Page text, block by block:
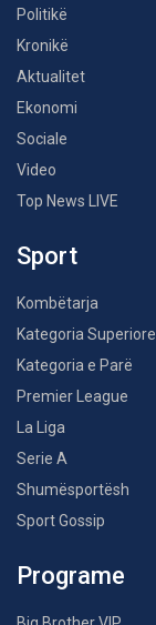
Politikë
Kronikë
Aktualitet
Ekonomi
Sociale
Video
Top News LIVE
Sport
Kombëtarja
Kategoria Superiore
Kategoria e Parë
Premier League
La Liga
Serie A
Shumësportësh
Sport Gossip
Programe